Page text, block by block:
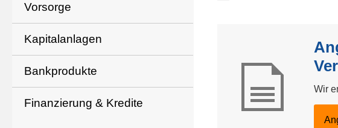
Vorsorge
Kapitalanlagen
Bankprodukte
Finanzierung & Kredite
Wir